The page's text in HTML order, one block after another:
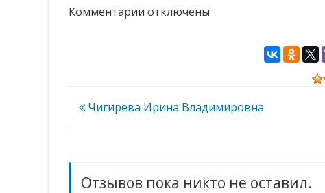
Комментарии котключены
Навигация
Чигирева Ирина Владимировна
Отзывов пока никто не оставил.